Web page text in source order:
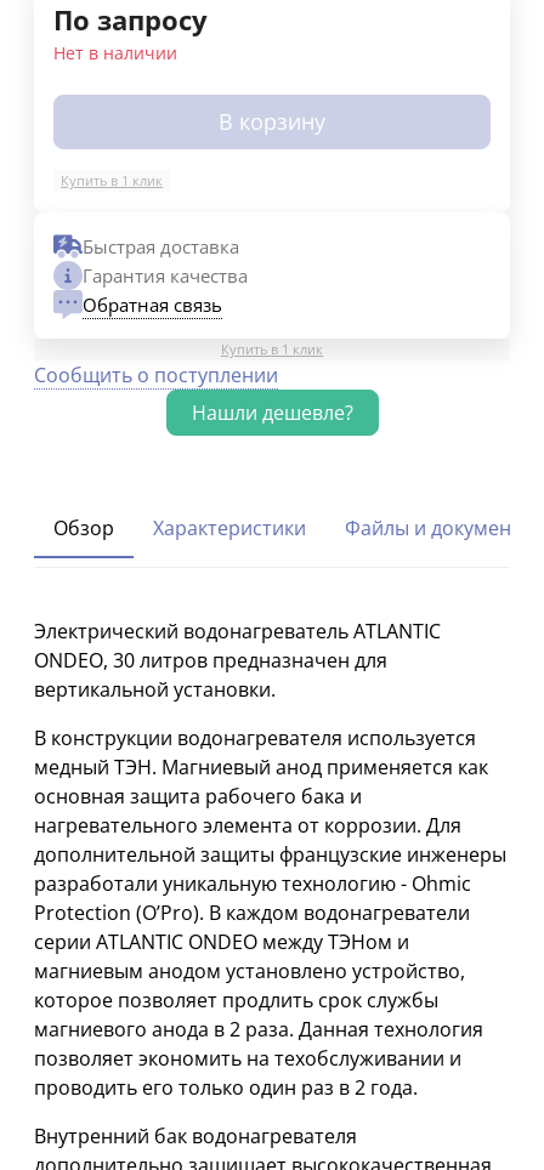
По запросу
Нет в наличии
В корзину
Купить в 1 клик
Быстрая доставка
Гарантия качества
Обратная связь
Купить в 1 клик
Сообщить о поступлении
Обзор Характеристики Файлы и документы
Электрический водонагреватель ATLANTIC
ONDEO, 30 литров предназначен для
вертикальной установки.
В конструкции водонагревателя используется
медный ТЭН. Магниевый анод применяется как
основная защита рабочего бака и
нагревательного элемента от коррозии. Для
дополнительной защиты французские инженеры
разработали уникальную технологию - Ohmic
Protection (O’Pro). В каждом водонагреватели
серии ATLANTIC ONDEO между ТЭНом и
магниевым анодом установлено устройство,
которое позволяет продлить срок службы
магниевого анода в 2 раза. Данная технология
позволяет экономить на техобслуживании и
проводить его только один раз в 2 года.
Внутренний бак водонагревателя